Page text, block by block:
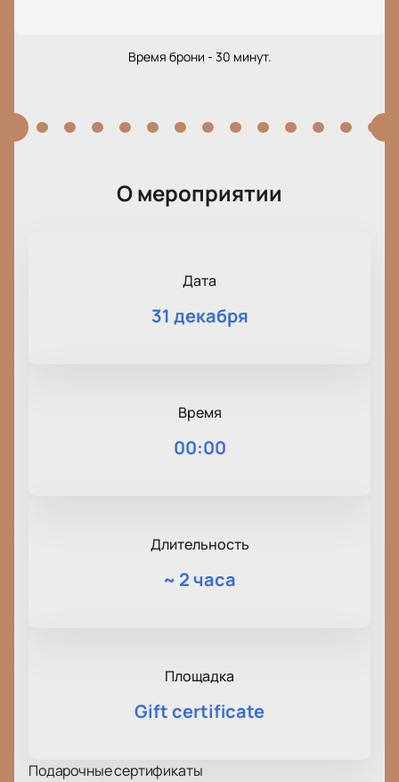
Время брони - 30 минут.
О мероприятии
Дата
31 декабря
Время
00:00
Длительность
~ 2 часа
Площадка
Gift certificate
Подарочные сертификаты